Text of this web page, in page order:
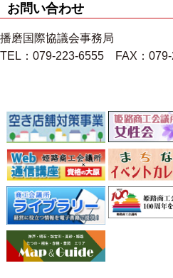
お問い合わせ
播磨国際協議会事務局
TEL：079-223-6555 FAX：079-